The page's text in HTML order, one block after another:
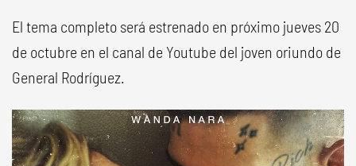
El tema completo será estrenado en próximo jueves 20
de octubre en el canal de Youtube del joven oriundo de
General Rodríguez.